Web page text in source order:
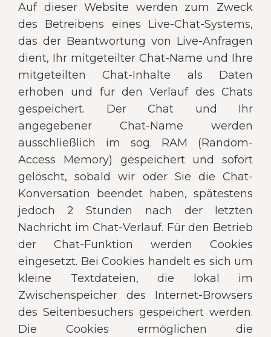
Auf dieser Website werden zum Zweck
des Betreibens eines Live-Chat-Systems,
das der Beantwortung von Live-Anfragen
dient, Ihr mitgeteilter Chat-Name und Ihre
mitgeteilten Chat-Inhalte als Daten
erhoben und für den Verlauf des Chats
gespeichert. Der Chat und Ihr
angegebener Chat-Name werden
ausschließlich im sog. RAM (Random-
Access Memory) gespeichert und sofort
gelöscht, sobald wir oder Sie die Chat-
Konversation beendet haben, spätestens
jedoch 2 Stunden nach der letzten
Nachricht im Chat-Verlauf. Für den Betrieb
der Chat-Funktion werden Cookies
eingesetzt. Bei Cookies handelt es sich um
kleine Textdateien, die lokal im
Zwischenspeicher des Internet-Browsers
des Seitenbesuchers gespeichert werden.
Die Cookies ermöglichen die